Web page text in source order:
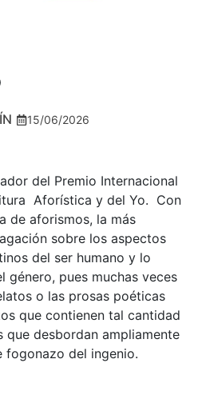
15/06/2026
del Premio Internacional
Aforística y del Yo. Con
de aforismos, la más
sobre los aspectos
del ser humano y lo
género, pues muchas veces
o las prosas poéticas
que contienen tal cantidad
que desbordan ampliamente
fogonazo del ingenio.